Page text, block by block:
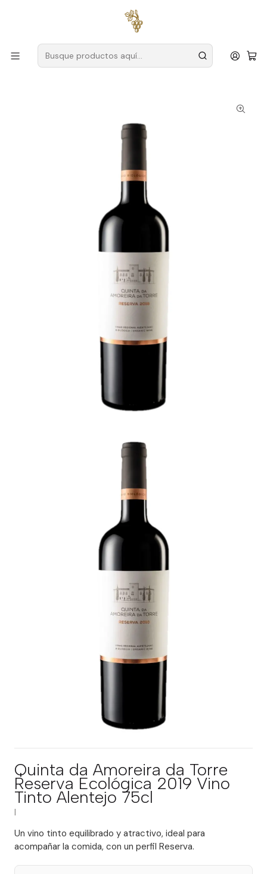
para pedidos superiores a
Productores Alentejo
Morera de la torre
Quinta da Amoreira da Torre Reserva Ecológica 2019 Vino
Tinto Alentejo 75cl
Quinta da Amoreira da Torre
Reserva Ecológica 2019 Vino
Tinto Alentejo 75cl
Un vino tinto equilibrado y atractivo, ideal para
acompañar la comida, con un perfil Reserva.